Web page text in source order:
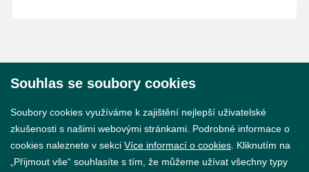
Souhlas se soubory cookies
Soubory cookies využíváme k zajištění nejlepší uživatelské
zkušenosti s našimi webovými stránkami. Podrobné informace o
cookies naleznete v sekci Více informací o cookies . Kliknutím na
„Přijmout vše“ souhlasíte s tím, že můžeme užívat všechny typy